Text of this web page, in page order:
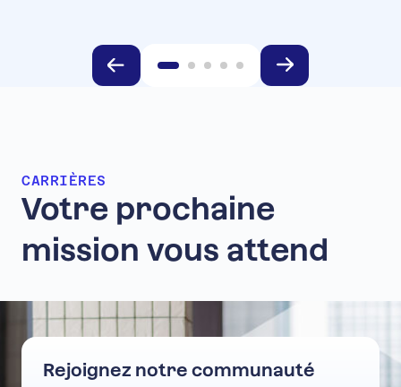
CARRIÈRES
Votre prochaine
mission vous attend
Rejoignez notre communauté